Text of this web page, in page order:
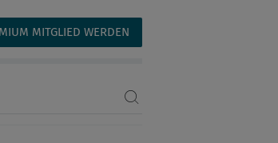
MITGLIED WERDEN